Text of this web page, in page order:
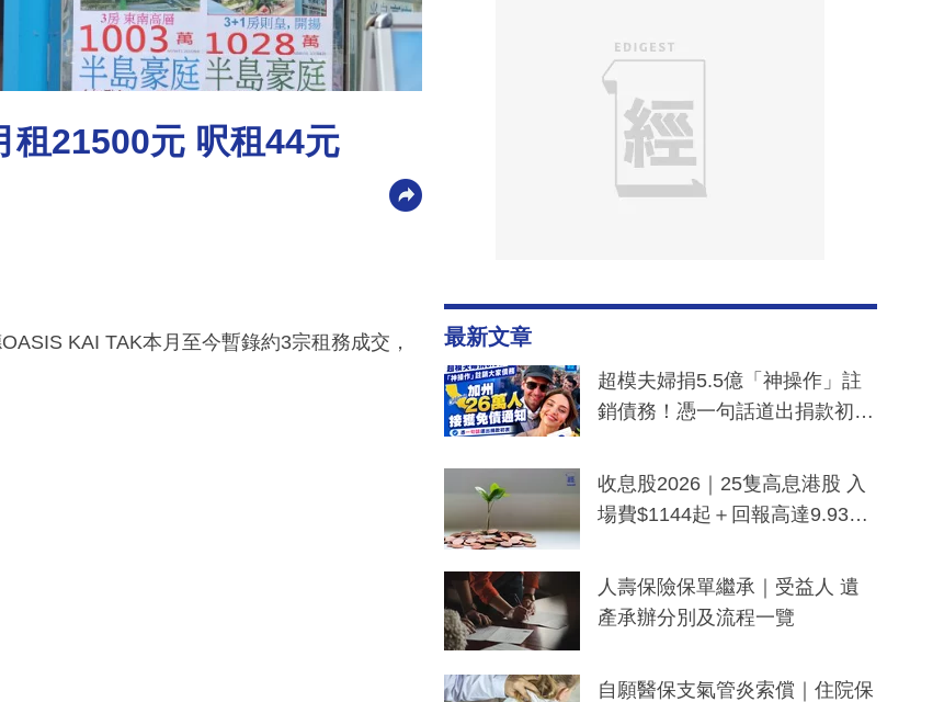
租21500元 呎租44元
KAI TAK本月至今暫錄約3宗租務成交，
最新文章
超模夫婦捐5.5億「神操作」註
銷債務！憑一句話道出捐款初
一度被誤當詐騙手段
收息股2026｜25隻高息港股 入
場費$1144起＋回報高達9.93
人壽保險保單繼承｜受益人 遺
產承辦分別及流程一覽
自願醫保支氣管炎索償｜住院保